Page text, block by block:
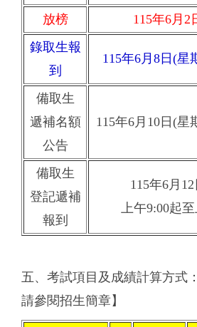
放榜
115年6月2
錄取生報
到
115年6月8日(星
備取生
遞補名額
公告
115年6月10日(星
備取生
登記遞補
報到
115年6月
上午9:00起
五、考試項目及成績計算方式
請參閱招生簡章】